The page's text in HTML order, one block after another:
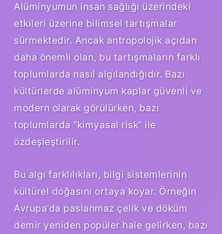
Alüminyumun insan sağlığı üzerindeki
etkileri üzerine bilimsel tartışmalar
sürmektedir. Ancak antropolojik açıdan
daha önemli olan, bu tartışmaların farklı
toplumlarda nasıl algılandığıdır. Bazı
kültürlerde alüminyum kaplar güvenli ve
modern olarak görülürken, bazı
toplumlarda “kimyasal risk” ile
özdeşleştirilir.
Bu algı farklılıkları, bilgi sistemlerinin
kültürel doğasını ortaya koyar. Örneğin
Avrupa’da paslanmaz çelik ve döküm
demir yeniden popüler hale gelirken, bazı